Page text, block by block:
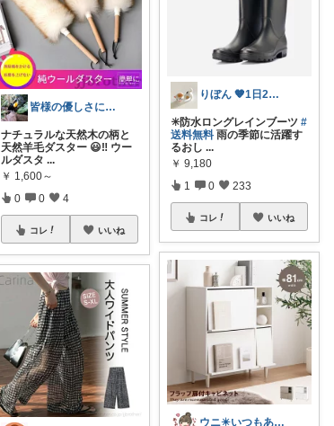
皆様の優しさに感謝です✨happyミルク
ナチュラルな天然木の柄と
天然羊毛ダスター 😃‼️ ウー
ルダスタ ...
￥ 1,600～
0 0 4
コレ いいね
りぼん 🧡1日2日5日感謝です🫶
✳️防水ロングレインブーツ#
送料無料 雨の季節に活躍す
るおし ...
￥ 9,180
1 0 233
コレ いいね
ウニ✴️いつもありがとう🥰